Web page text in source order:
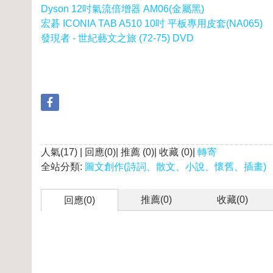
Dyson 12吋氣流倍增器 AM06(金屬黑)
宏碁 ICONIA TAB A510 10吋 平板專用皮套(NA065)
發現者 - 世紀藝文之旅 (72-75) DVD
人氣(17) | 回應(0)| 推薦 (0)| 收藏 (0)| 轉寄
全站分類: 圖文創作(詩詞、散文、小說、懷舊、插畫)
回應(0) 推薦(0) 收藏(0)